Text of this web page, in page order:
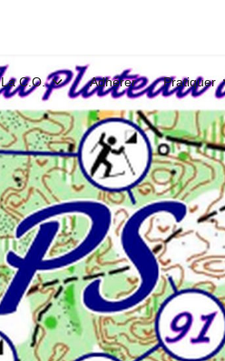
La C.O. Adhérer Pratiquer